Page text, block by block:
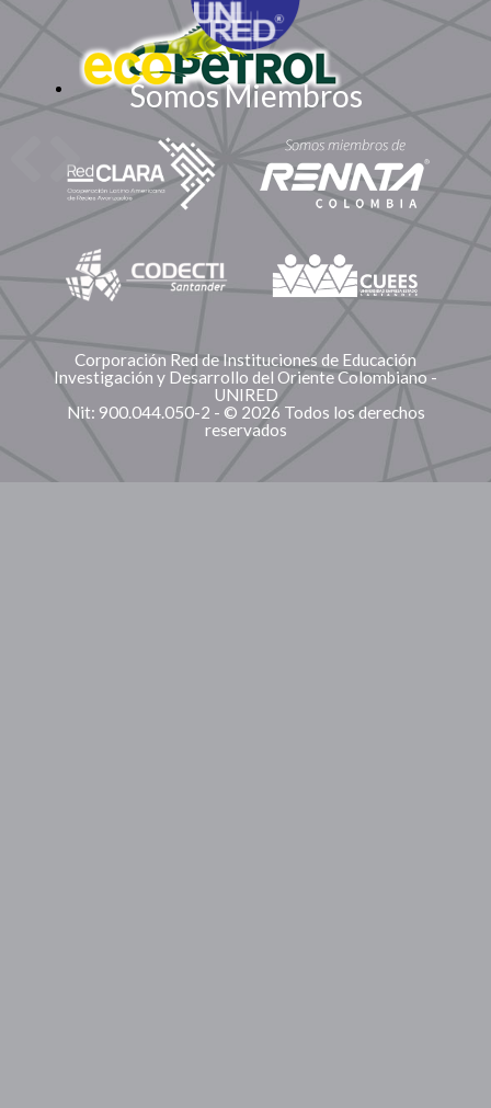
Somos Miembros
Corporación Red de Instituciones de Educación
Investigación y Desarrollo del Oriente Colombiano -
UNIRED
Nit: 900.044.050-2 - © 2026 Todos los derechos
reservados